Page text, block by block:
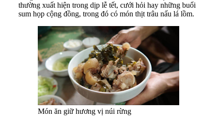
thường xuất hiện trong dịp lễ tết, cưới hỏi hay những buổi
sum họp cộng đồng, trong đó có món thịt trâu nấu lá lồm.
Món ăn giữ hương vị núi rừng